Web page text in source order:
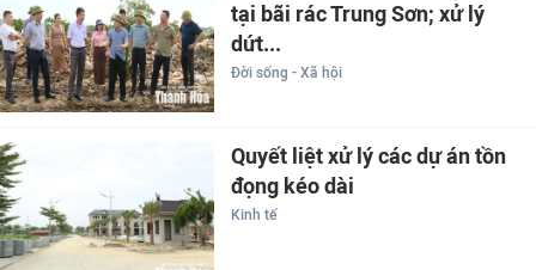
tại bãi rác Trung Sơn; xử lý
dứt...
Đời sống - Xã hội
Quyết liệt xử lý các dự án tồn
đọng kéo dài
Kinh tế